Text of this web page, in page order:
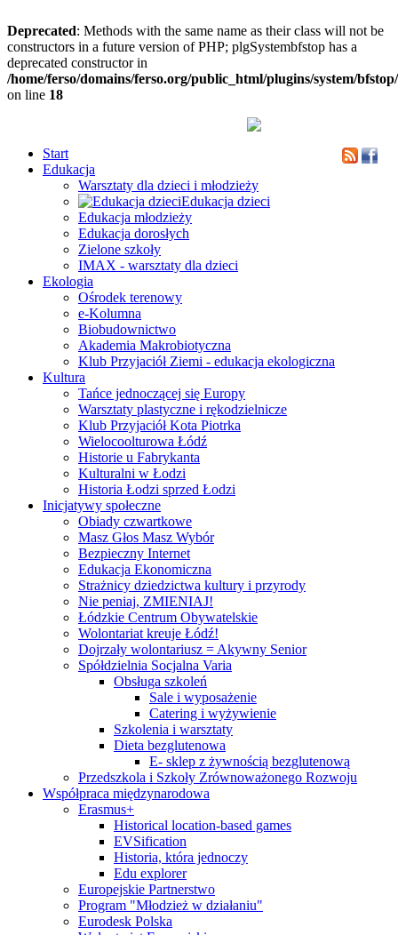
Deprecated: Methods with the same name as their class will not be
constructors in a future version of PHP; plgSystembfstop has a
deprecated constructor in
/home/ferso/domains/ferso.org/public_html/plugins/system/
on line 18
Start
Edukacja
Warsztaty dla dzieci i młodzieży
Edukacja dzieci
Edukacja młodzieży
Edukacja dorosłych
Zielone szkoły
IMAX - warsztaty dla dzieci
Ekologia
Ośrodek terenowy
e-Kolumna
Biobudownictwo
Akademia Makrobiotyczna
Klub Przyjaciół Ziemi - edukacja ekologiczna
Kultura
Tańce jednoczącej się Europy
Warsztaty plastyczne i rękodzielnicze
Klub Przyjaciół Kota Piotrka
Wielocoolturowa Łódź
Historie u Fabrykanta
Kulturalni w Łodzi
Historia Łodzi sprzed Łodzi
Inicjatywy społeczne
Obiady czwartkowe
Masz Głos Masz Wybór
Bezpieczny Internet
Edukacja Ekonomiczna
Strażnicy dziedzictwa kultury i przyrody
Nie peniaj, ZMIENIAJ!
Łódzkie Centrum Obywatelskie
Wolontariat kreuje Łódź!
Dojrzały wolontariusz = Akywny Senior
Spółdzielnia Socjalna Varia
Obsługa szkoleń
Sale i wyposażenie
Catering i wyżywienie
Szkolenia i warsztaty
Dieta bezglutenowa
E- sklep z żywnością bezglutenową
Przedszkola i Szkoły Zrównoważonego Rozwoju
Współpraca międzynarodowa
Erasmus+
Historical location-based games
EVSification
Historia, która jednoczy
Edu explorer
Europejskie Partnerstwo
Program "Młodzież w działaniu"
Eurodesk Polska